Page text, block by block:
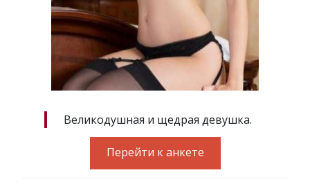
Великодушная и щедрая девушка.
Перейти к анкете